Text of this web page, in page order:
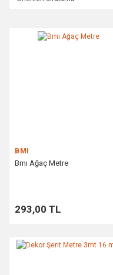
BMI
Bmı Ağaç Metre
293,00 TL